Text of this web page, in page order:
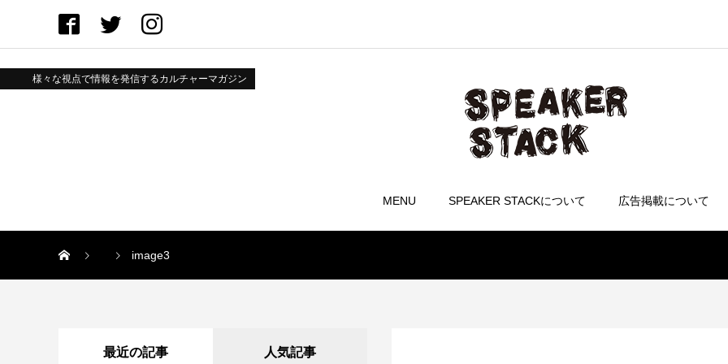
様々な視点で情報を発信するカルチャーマガジン
MENU SPEAKER STACKについて 広告掲載について
image3
最近の記事 人気記事